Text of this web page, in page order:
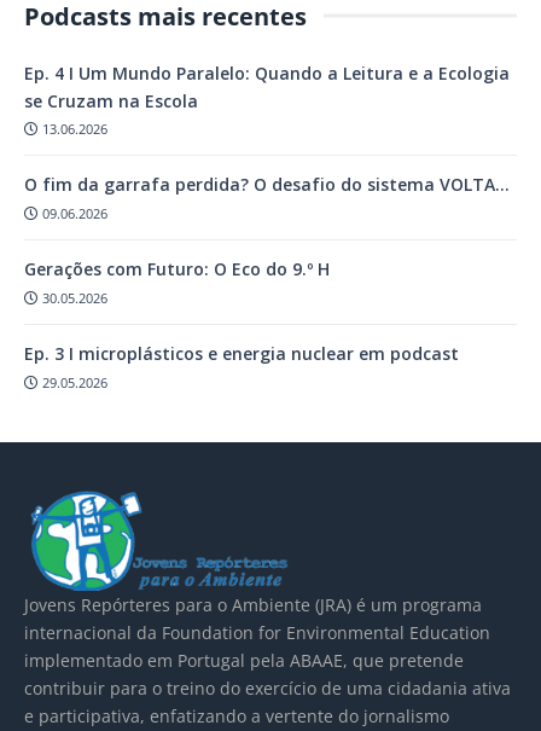
Podcasts mais recentes
Ep. 4 I Um Mundo Paralelo: Quando a Leitura e a Ecologia
se Cruzam na Escola
13.06.2026
O fim da garrafa perdida? O desafio do sistema VOLTA…
09.06.2026
Gerações com Futuro: O Eco do 9.º H
30.05.2026
Ep. 3 I microplásticos e energia nuclear em podcast
29.05.2026
Jovens Repórteres para o Ambiente (JRA) é um programa
internacional da Foundation for Environmental Education
implementado em Portugal pela ABAAE, que pretende
contribuir para o treino do exercício de uma cidadania ativa
e participativa, enfatizando a vertente do jornalismo